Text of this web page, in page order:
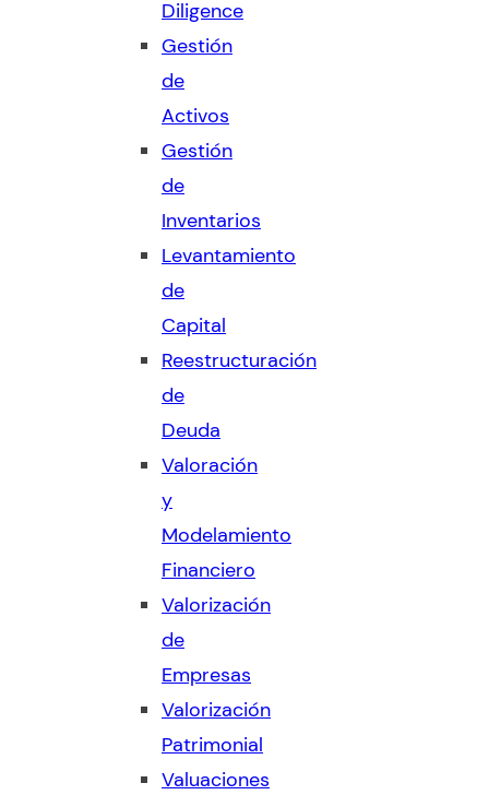
Diligence
Gestión
de
Activos
Gestión
de
Inventarios
Levantamiento
de
Capital
Reestructuración
de
Deuda
Valoración
y
Modelamiento
Financiero
Valorización
de
Empresas
Valorización
Patrimonial
Valuaciones